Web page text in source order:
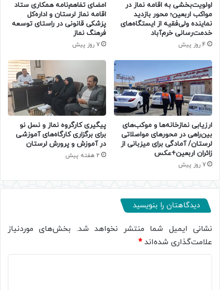
اولویت‌بخشی به اقامه نماز در
مواکب اربعین؛ محور بازدید
نماینده ولی‌فقیه از ایستگاه‌های
خدمت‌رسانی خرم‌آباد
4 روز پیش
امضای تفاهم‌نامه همکاری ستاد
اقامه نماز لرستان و اداره‌کل
پزشکی قانونی در راستای توسعه
فرهنگ نماز
7 روز پیش
ارزیابی نمازخانه‌ها و موکب‌های
بین‌راهی در محورهای مواصلاتی
لرستان/ آمادگی برای میزبانی از
زائران اربعین+عکس
7 روز پیش
پیگیری کارگروه نماز و نسل نو
برای برگزاری کارگاه‌های آموزشی
در آموزش و پرورش لرستان
2 هفته پیش
دیدگاهتان را بنویسید
نشانی ایمیل شما منتشر نخواهد شد. بخش‌های موردنیاز
علامت‌گذاری شده‌اند*